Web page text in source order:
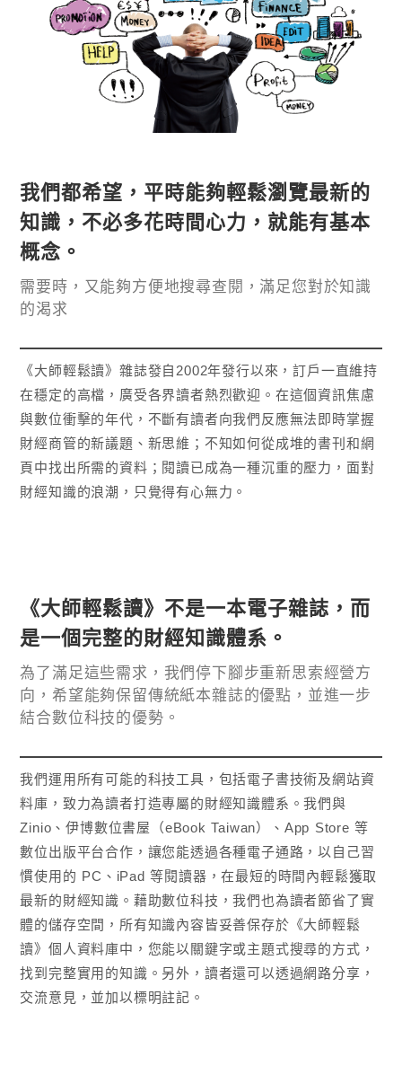
我們都希望，平時能夠輕鬆瀏覽最新的
知識，不必多花時間心力，就能有基本
概念。
需要時，又能夠方便地搜尋查閱，滿足您對於知識
的渴求
《大師輕鬆讀》雜誌發自2002年發行以來，訂戶一直維持
在穩定的高檔，廣受各界讀者熱烈歡迎。在這個資訊焦慮
與數位衝擊的年代，不斷有讀者向我們反應無法即時掌握
財經商管的新議題、新思維；不知如何從成堆的書刊和網
頁中找出所需的資料；閱讀已成為一種沉重的壓力，面對
財經知識的浪潮，只覺得有心無力。
《大師輕鬆讀》不是一本電子雜誌，而
是一個完整的財經知識體系。
為了滿足這些需求，我們停下腳步重新思索經營方
向，希望能夠保留傳統紙本雜誌的優點，並進一步
結合數位科技的優勢。
我們運用所有可能的科技工具，包括電子書技術及網站資
料庫，致力為讀者打造專屬的財經知識體系。我們與
Zinio、伊博數位書屋（eBook Taiwan）、App Store 等
數位出版平台合作，讓您能透過各種電子通路，以自己習
慣使用的 PC、iPad 等閱讀器，在最短的時間內輕鬆獲取
最新的財經知識。藉助數位科技，我們也為讀者節省了實
體的儲存空間，所有知識內容皆妥善保存於《大師輕鬆
讀》個人資料庫中，您能以關鍵字或主題式搜尋的方式，
找到完整實用的知識。另外，讀者還可以透過網路分享，
交流意見，並加以標明註記。